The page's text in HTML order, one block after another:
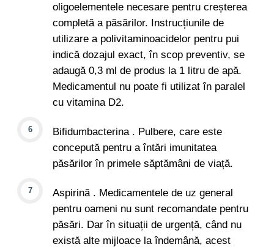
oligoelementele necesare pentru creșterea
completă a păsărilor. Instrucțiunile de
utilizare a polivitaminoacidelor pentru pui
indică dozajul exact, în scop preventiv, se
adaugă 0,3 ml de produs la 1 litru de apă.
Medicamentul nu poate fi utilizat în paralel
cu vitamina D2.
Bifidumbacterina . Pulbere, care este
concepută pentru a întări imunitatea
păsărilor în primele săptămâni de viață.
Aspirină . Medicamentele de uz general
pentru oameni nu sunt recomandate pentru
păsări. Dar în situații de urgență, când nu
există alte mijloace la îndemână, acest